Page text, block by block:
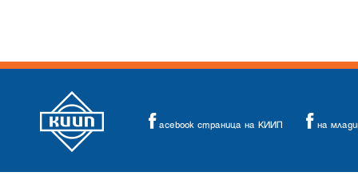
acebook страница на КИИП на